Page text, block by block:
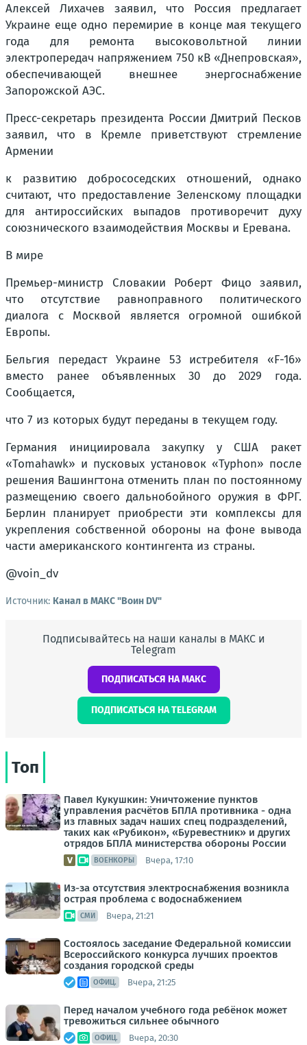
Алексей Лихачев заявил, что Россия предлагает
Украине еще одно перемирие в конце мая текущего
года для ремонта высоковольтной линии
электропередач напряжением 750 кВ «Днепровская»,
обеспечивающей внешнее энергоснабжение
Запорожской АЭС.
Пресс-секретарь президента России Дмитрий Песков
заявил, что в Кремле приветствуют стремление
Армении
к развитию добрососедских отношений, однако
считают, что предоставление Зеленскому площадки
для антироссийских выпадов противоречит духу
союзнического взаимодействия Москвы и Еревана.
В мире
Премьер-министр Словакии Роберт Фицо заявил,
что отсутствие равноправного политического
диалога с Москвой является огромной ошибкой
Европы.
Бельгия передаст Украине 53 истребителя «F-16»
вместо ранее объявленных 30 до 2029 года.
Сообщается,
что 7 из которых будут переданы в текущем году.
Германия инициировала закупку у США ракет
«Tomahawk» и пусковых установок «Typhon» после
решения Вашингтона отменить план по постоянному
размещению своего дальнобойного оружия в ФРГ.
Берлин планирует приобрести эти комплексы для
укрепления собственной обороны на фоне вывода
части американского контингента из страны.
@voin_dv
Источник: Канал в МАКС "Воин DV"
Подписывайтесь на наши каналы в МАКС и
Telegram
ПОДПИСАТЬСЯ НА МАКС
ПОДПИСАТЬСЯ НА TELEGRAM
Топ
Павел Кукушкин: Уничтожение пунктов
управления расчётов БПЛА противника - одна
из главных задач наших спец подразделений,
таких как «Рубикон», «Буревестник» и других
отрядов БПЛА министерства обороны России
ВОЕНКОРЫ Вчера, 17:10
Из-за отсутствия электроснабжения возникла
острая проблема с водоснабжением
СМИ Вчера, 21:21
Состоялось заседание Федеральной комиссии
Всероссийского конкурса лучших проектов
создания городской среды
ОФИЦ. Вчера, 21:25
Перед началом учебного года ребёнок может
тревожиться сильнее обычного
ОФИЦ. Вчера, 20:30